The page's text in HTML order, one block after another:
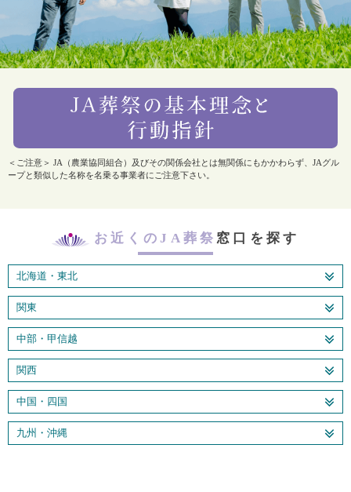
＜ご注意＞ JA（農業協同組合）及びその関係会社とは無関係にもかかわらず、JAグル
ープと類似した名称を名乗る事業者にご注意下さい。
お近くのJA葬祭 窓口を探す
北海道・東北
関東
中部・甲信越
関西
中国・四国
九州・沖縄